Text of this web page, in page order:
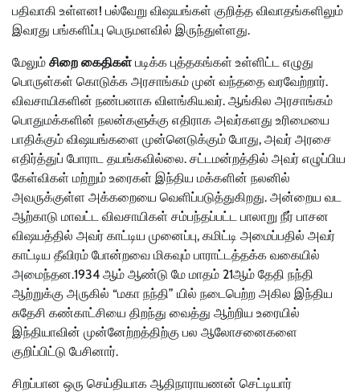
பதிவாகி உள்ளன! பல்வேறு விஷயங்கள் குறித்த விவாதங்களிலும்
இவரது பங்களிப்பு பெருமளவில் இருந்துள்ளது.
மேலும் சிறை கைதிகள் படிக்க புத்தகங்கள் உள்ளிட்ட எழுது
பொருள்கள் கொடுக்க அரசாங்கம் முன் வந்ததை வரவேற்றார்.
விவசாயிகளின் நண்பனாக விளங்கியவர். ஆங்கில அரசாங்கம்
பொதுமக்களின் நலன்களுக்கு எதிராக அவர்களது உரிமையை
பாதிக்கும் விஷயங்களை முன்னெடுக்கும் போது, அவர் அரசை
எதிர்த்துப் போராட தயங்கவில்லை. சட்டமன்றத்தில் அவர் எழுப்பிய
கேள்விகள் மற்றும் உரைகள் இந்திய மக்களின் நலனில்
அவருக்குள்ள அக்கறையை வெளிப்படுத்துகிறது. அன்றைய வட
ஆற்காடு மாவட்ட விவசாயிகள் சம்பந்தப்பட்ட பாலாறு நீர் பாசன
விஷயத்தில் அவர் காட்டிய முனைப்பு, கமிட்டி அமைப்பதில் அவர்
காட்டிய தீவிரம் போன்றவை மிகவும் பாராட்டத்தக்க வகையில்
அமைந்தன.1934 ஆம் ஆண்டு மே மாதம் 21ஆம் தேதி நந்தி
ஆற்றுக்கு அருகில் “மகா நந்தி” யில் நடைபெற்ற அகில இந்திய
சுதேசி கண்காட்சியை திறந்து வைத்து ஆற்றிய உரையில்
இந்தியாவின் முன்னேற்றத்திற்கு பல ஆலோசனைகளை
குறிப்பிட்டு பேசினார்.
சிறப்பான ஒரு செய்தியாக ஆதிநாராயணன் செட்டியார்